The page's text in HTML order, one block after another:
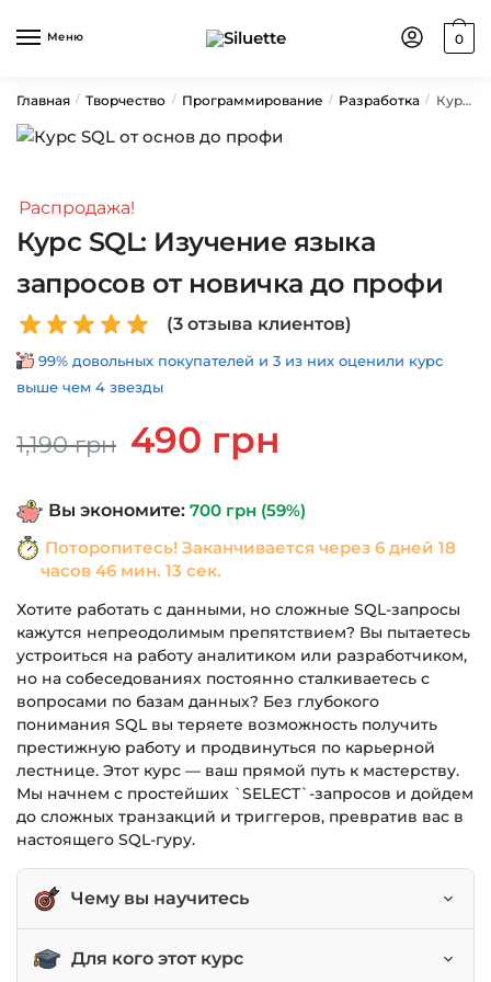
Меню 0
Главная / Творчество / Программирование / Разработка / Курс SQL: Изучение языка запросов от новичка до профи
Распродажа!
Курс SQL: Изучение языка
запросов от новичка до профи
(3отзыва клиентов)
99% довольных покупателей и 3 из них оценили курс
выше чем 4 звезды
1,190грн
Первоначальная
цена
1,190 грн.
490 грн
Вы экономите: 700 грн (59%)
Поторопитесь! Заканчивается через 6 дней 18
часов 46 мин. 13 сек.
Хотите работать с данными, но сложные SQL-запросы
кажутся непреодолимым препятствием? Вы пытаетесь
устроиться на работу аналитиком или разработчиком,
но на собеседованиях постоянно сталкиваетесь с
вопросами по базам данных? Без глубокого
понимания SQL вы теряете возможность получить
престижную работу и продвинуться по карьерной
лестнице. Этот курс — ваш прямой путь к мастерству.
Мы начнем с простейших `SELECT`-запросов и дойдем
до сложных транзакций и триггеров, превратив вас в
настоящего SQL-гуру.
Чему вы научитесь
Писать SQL-запросы любой сложности, от
Для кого этот курс